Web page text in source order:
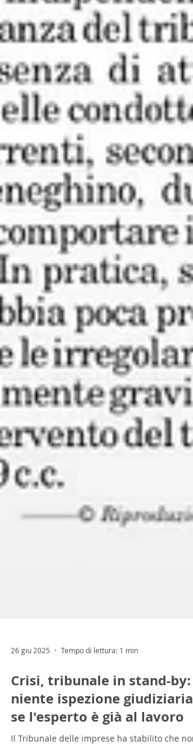
26 giu 2025 Tempo di lettura: 1 min
Crisi, tribunale in stand-by:
niente ispezione giudiziaria